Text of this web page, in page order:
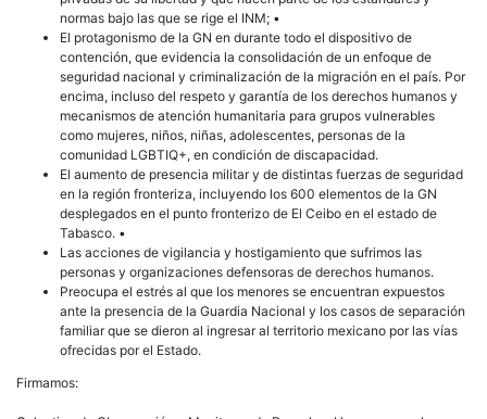
normas bajo las que se rige el INM; •
El protagonismo de la GN en durante todo el dispositivo de
contención, que evidencia la consolidación de un enfoque de
seguridad nacional y criminalización de la migración en el país. Por
encima, incluso del respeto y garantía de los derechos humanos y
mecanismos de atención humanitaria para grupos vulnerables
como mujeres, niños, niñas, adolescentes, personas de la
comunidad LGBTIQ+, en condición de discapacidad.
El aumento de presencia militar y de distintas fuerzas de seguridad
en la región fronteriza, incluyendo los 600 elementos de la GN
desplegados en el punto fronterizo de El Ceibo en el estado de
Tabasco. •
Las acciones de vigilancia y hostigamiento que sufrimos las
personas y organizaciones defensoras de derechos humanos.
Preocupa el estrés al que los menores se encuentran expuestos
ante la presencia de la Guardia Nacional y los casos de separación
familiar que se dieron al ingresar al territorio mexicano por las vías
ofrecidas por el Estado.
Firmamos: